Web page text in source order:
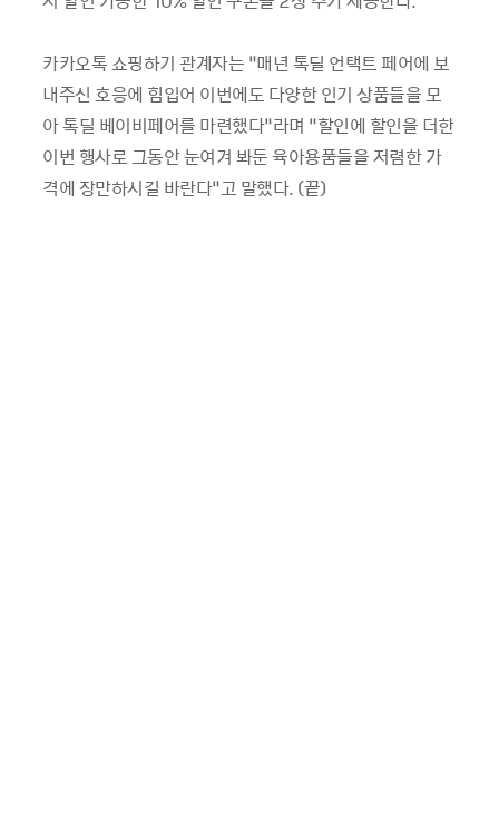
카카오톡 쇼핑하기 관계자는 “매년 톡딜 언택트 페어에 보
내주신 호응에 힘입어 이번에도 다양한 인기 상품들을 모
아 톡딜 베이비페어를 마련했다”라며 “할인에 할인을 더한
이번 행사로 그동안 눈여겨 봐둔 육아용품들을 저렴한 가
격에 장만하시길 바란다”고 말했다. (끝)